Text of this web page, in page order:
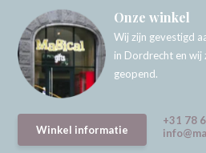
Onze winkel
Wij zijn gevestigd
in Dordrecht en wij
geopend.
Winkel informatie
+31 78